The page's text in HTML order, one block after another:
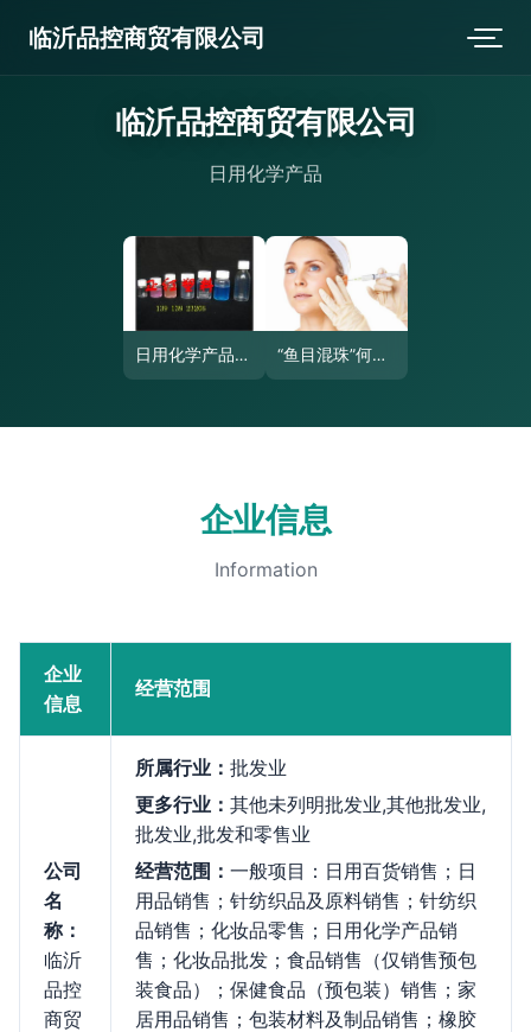
临沂品控商贸有限公司
临沂品控商贸有限公司
日用化学产品
日用化学产品的多元化应用与市场趋势 “鱼目混珠”何其多 是谁给了日化品变身注射剂的胆量？
企业信息
Information
企业
信息
经营范围
公司
名
称：
临沂
品控
商贸
所属行业： 批发业
更多行业： 其他未列明批发业,其他批发业,
批发业,批发和零售业
经营范围： 一般项目：日用百货销售；日
用品销售；针纺织品及原料销售；针纺织
品销售；化妆品零售；日用化学产品销
售；化妆品批发；食品销售（仅销售预包
装食品）；保健食品（预包装）销售；家
居用品销售；包装材料及制品销售；橡胶